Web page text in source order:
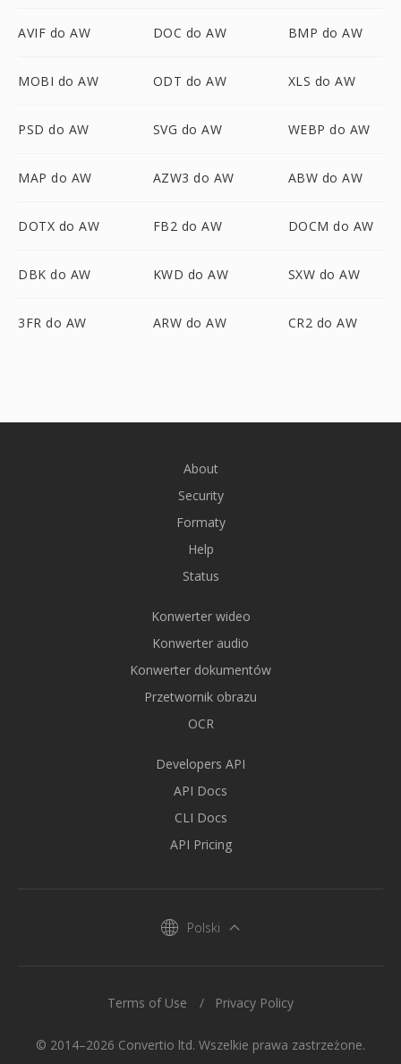
AVIF do AW DOC do AW BMP do AW
MOBI do AW ODT do AW XLS do AW
PSD do AW SVG do AW WEBP do AW
MAP do AW AZW3 do AW ABW do AW
DOTX do AW FB2 do AW DOCM do AW
DBK do AW KWD do AW SXW do AW
3FR do AW ARW do AW CR2 do AW
About
Security
Formaty
Help
Status
Konwerter wideo
Konwerter audio
Konwerter dokumentów
Przetwornik obrazu
OCR
Developers API
API Docs
CLI Docs
API Pricing
Polski
© 2014–2026 Convertio ltd. Wszelkie prawa zastrzeżone.
Terms of Use Privacy Policy